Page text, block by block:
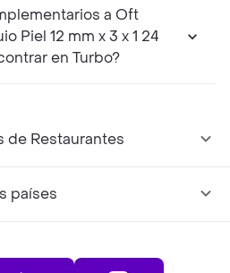
a Oft
Piel 12 mm x 3 x 1 24
en Turbo?
de Restaurantes
países